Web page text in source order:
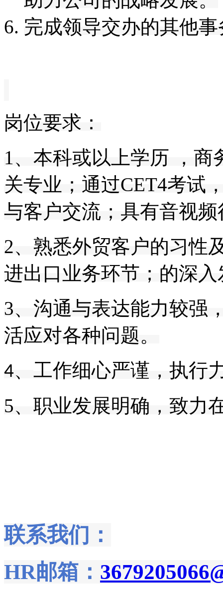
完成领导交办的其他事
岗位要求：
1、本科或以上学历 ，
关专业；通过CET4考试
与客户交流； 具有音视
2、熟悉外贸客户的习性
进出口业务环节； 的深
3、 沟通与表达能力较强
活应对各种问题。
4、 工作细心严谨，执行
5、 职业发展明确，致力
联系我们：
HR邮箱：